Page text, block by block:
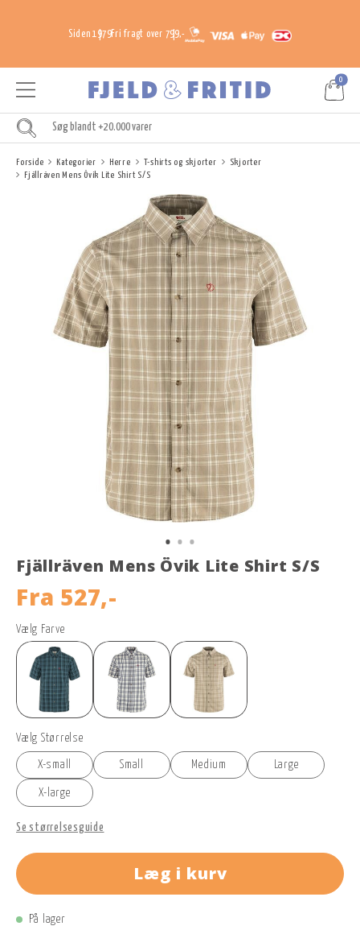
Siden 1979Fri fragt over 799,-
0
Forside Kategorier Herre T-shirts og skjorter
Skjorter
Fjällräven Mens Övik Lite Shirt S/S
Fjällräven Mens Övik Lite Shirt S/S
Fra 527,-
Vælg Farve
Vælg Størrelse
X-small Small Medium Large
X-large
Se størrelsesguide
Læg i kurv
På lager